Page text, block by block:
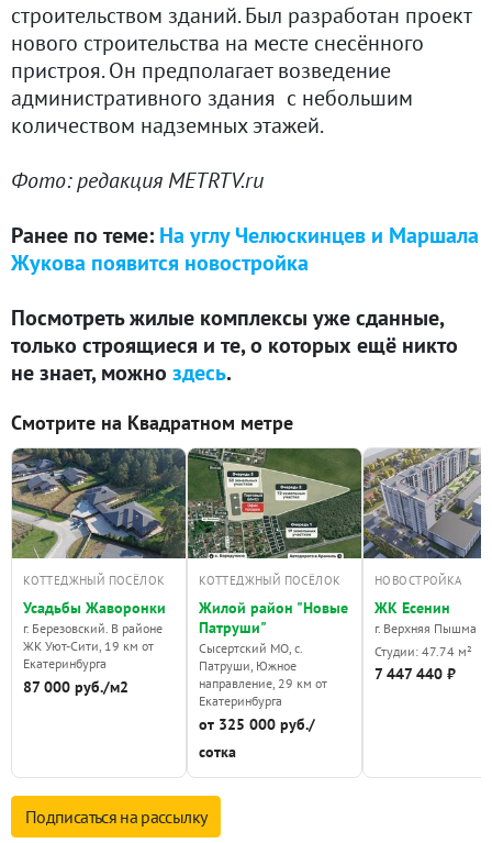
строительством зданий. Был разработан проект
нового строительства на месте снесённого
пристроя. Он предполагает возведение
административного здания с небольшим
количеством надземных этажей.
Фото: редакция METRTV.ru
Ранее по теме: На углу Челюскинцев и Маршала
Жукова появится новостройка
Посмотреть жилые комплексы уже сданные,
только строящиеся и те, о которых ещё никто
не знает, можно здесь.
Смотрите на Квадратном метре
КОТТЕДЖНЫЙ ПОСЁЛОК
Усадьбы Жаворонки
г. Березовский. В районе
ЖК Уют-Сити, 19 км от
Екатеринбурга
87 000 руб./м2
КОТТЕДЖНЫЙ ПОСЁЛОК
Жилой район "Новые
Патруши"
Сысертский МО, с.
Патруши, Южное
направление, 29 км от
Екатеринбурга
от 325 000 руб./
сотка
НОВОСТРОЙКА
ЖК Есенин
г. Верхняя Пышма
Студии: 47.74 м²
7 447 440 ₽
Подписаться на рассылку